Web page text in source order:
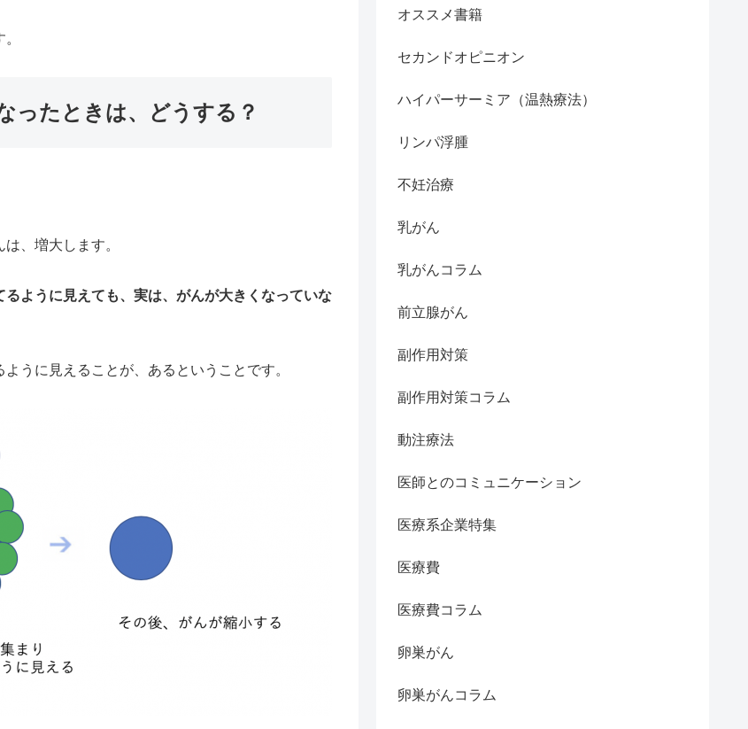
ったときは、どうする？
、増大します。
ように見えても、実は、がんが大きくなっていな
うに見えることが、あるということです。
オススメ書籍
セカンドオピニオン
ハイパーサーミア（温熱療法）
リンパ浮腫
不妊治療
乳がん
乳がんコラム
前立腺がん
副作用対策
副作用対策コラム
動注療法
医師とのコミュニケーション
医療系企業特集
医療費
医療費コラム
卵巣がん
卵巣がんコラム